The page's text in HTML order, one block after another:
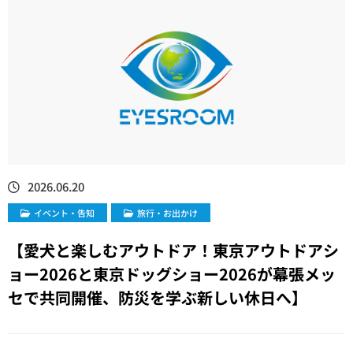
2026.06.20
イベント・告知 旅行・お出かけ
【愛犬と楽しむアウトドア！東京アウトドアシ
ョー2026と東京ドッグショー2026が幕張メッ
セで共同開催、防災を学ぶ新しい休日へ】